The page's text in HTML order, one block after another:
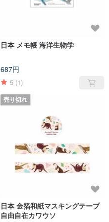
日本 メモ帳 海洋生物学
687円
5 (1)
売り切れ
日本 金箔和紙マスキングテープ
自由自在カワウソ